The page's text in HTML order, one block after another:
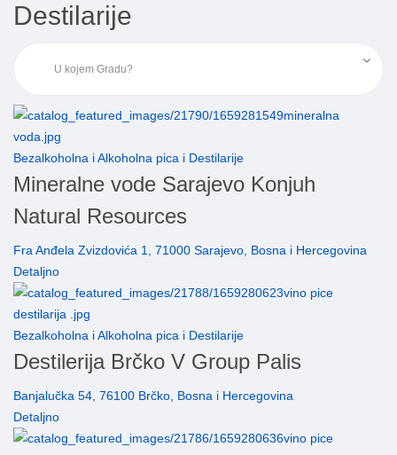
Destilarije
Bezalkoholna i Alkoholna pica i Destilarije
Mineralne vode Sarajevo Konjuh
Natural Resources
Fra Anđela Zvizdovića 1, 71000 Sarajevo, Bosna i Hercegovina
Detaljno
Bezalkoholna i Alkoholna pica i Destilarije
Destilerija Brčko V Group Palis
Banjalučka 54, 76100 Brčko, Bosna i Hercegovina
Detaljno